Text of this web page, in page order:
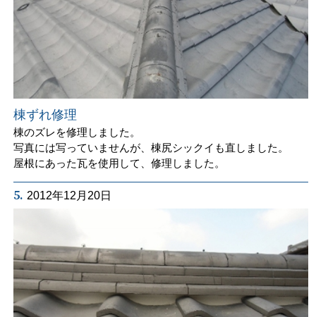
棟ずれ修理
棟のズレを修理しました。
写真には写っていませんが、棟尻シックイも直しました。
屋根にあった瓦を使用して、修理しました。
5. 2012年12月20日